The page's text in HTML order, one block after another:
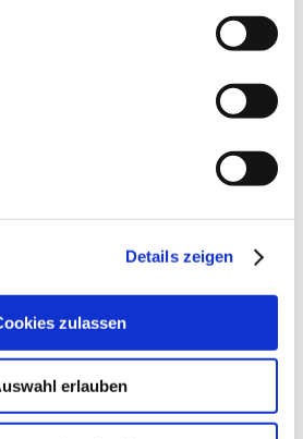
Details zeigen
zulassen
erlauben
für Renault Clio Sport 3-T
für Renault Espace 5-T MPV
für Renault Espace 5-T MPV
für Renault Espace 5-T SUV
2003-2014
2008-2012
für Renault Grand Scénic 5-T
für Renault Grand Scénic 5-T
2009-2016
für Renault Grand Scénic 5-T
2016-